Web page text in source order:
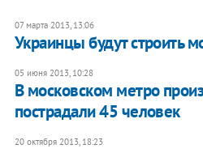
07 марта 2013, 13:06
Украинцы будут строить
05 июня 2013, 10:28
В московском метро
пострадали 45 человек
20 октября 2013, 18:23